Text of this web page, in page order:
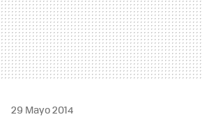
29 Mayo 2014